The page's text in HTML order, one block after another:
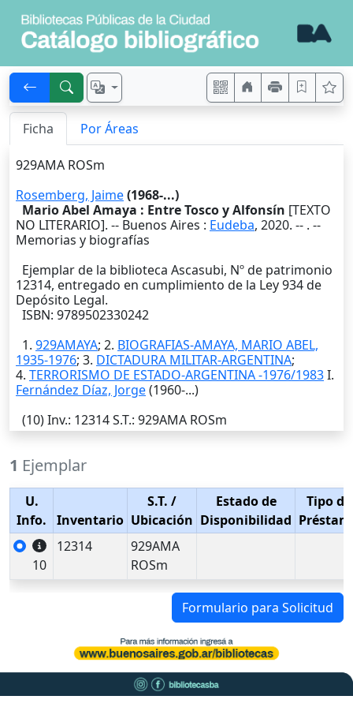
Ficha Por Áreas
929AMA ROSm
Rosemberg, Jaime(1968-...)
Mario Abel Amaya : Entre Tosco y Alfonsín [TEXTO
NO LITERARIO]. -- Buenos Aires : Eudeba, 2020. -- . --
Memorias y biografías
Ejemplar de la biblioteca Ascasubi, Nº de patrimonio
12314, entregado en cumplimiento de la Ley 934 de
Depósito Legal.
ISBN: 9789502330242
1. 929AMAYA; 2. BIOGRAFIAS-AMAYA, MARIO ABEL,
1935-1976; 3. DICTADURA MILITAR-ARGENTINA;
4. TERRORISMO DE ESTADO-ARGENTINA -1976/1983I.
Fernández Díaz, Jorge(1960-...)
(10)Inv.: 12314S.T.: 929AMA ROSm
1 Ejemplar
U.
Info.
Inventario
S.T. /
Ubicación
Estado de
Disponibilidad
Tipo de
10
12314
929AMA
ROSm
Formulario para Solicitud